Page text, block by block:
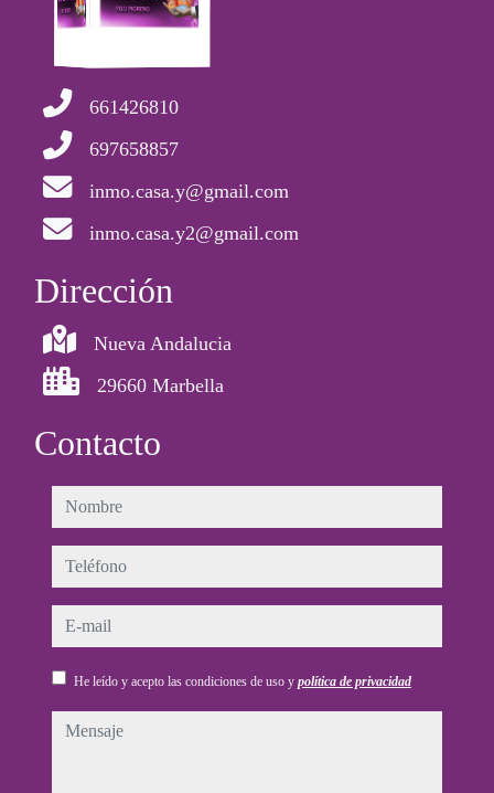
661426810
697658857
inmo.casa.y@gmail.com
inmo.casa.y2@gmail.com
Dirección
Nueva Andalucia
29660 Marbella
Contacto
nombre
teléfono
e-mail
He leído y acepto las condiciones de uso y política de privacidad
mensaje